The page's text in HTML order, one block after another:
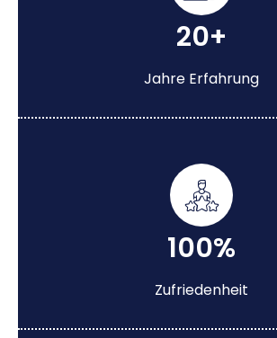
20+
Jahre Erfahrung
100%
Zufriedenheit